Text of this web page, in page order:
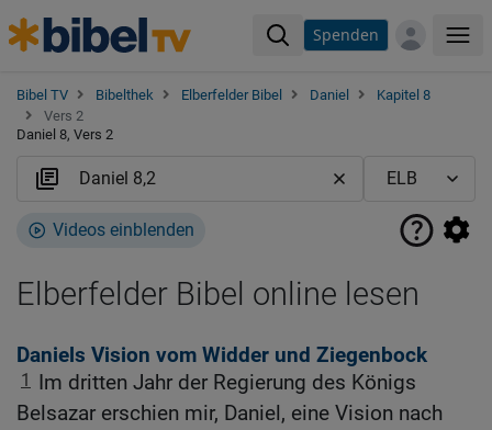
Spenden
Bibel TV Bibelthek Elberfelder Bibel Daniel
Kapitel 8
Vers 2
Daniel 8, Vers 2
Videos einblenden
Elberfelder Bibel online lesen
Daniels Vision vom Widder und Ziegenbock
1
Im dritten Jahr der Regierung des Königs
Belsazar erschien mir, Daniel, eine Vision nach